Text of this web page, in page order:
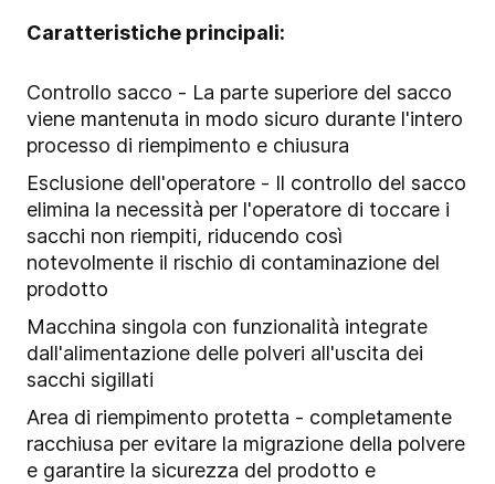
Caratteristiche principali:
Controllo sacco - La parte superiore del sacco
viene mantenuta in modo sicuro durante l'intero
processo di riempimento e chiusura
Esclusione dell'operatore - Il controllo del sacco
elimina la necessità per l'operatore di toccare i
sacchi non riempiti, riducendo così
notevolmente il rischio di contaminazione del
prodotto
Macchina singola con funzionalità integrate
dall'alimentazione delle polveri all'uscita dei
sacchi sigillati
Area di riempimento protetta - completamente
racchiusa per evitare la migrazione della polvere
e garantire la sicurezza del prodotto e